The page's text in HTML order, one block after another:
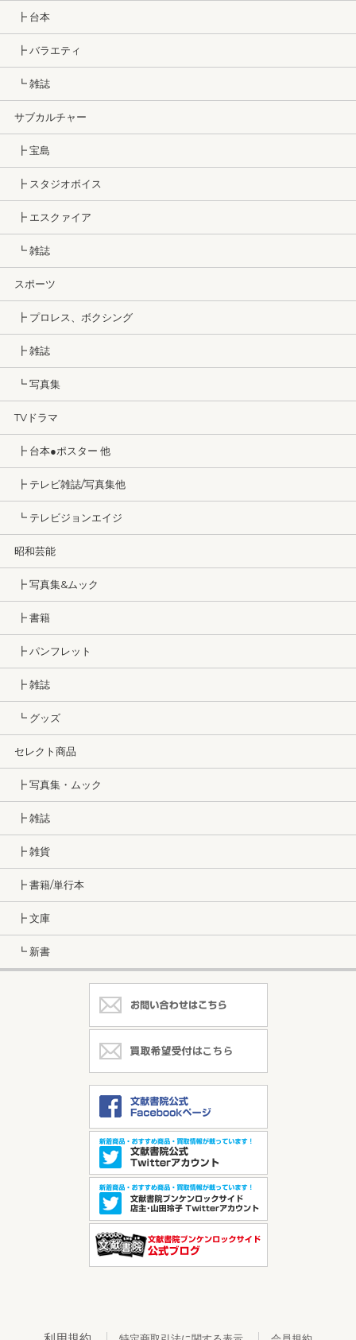
┣ 台本
┣ バラエティ
┗ 雑誌
サブカルチャー
┣ 宝島
┣ スタジオボイス
┣ エスクァイア
┗ 雑誌
スポーツ
┣ プロレス、ボクシング
┣ 雑誌
┗ 写真集
TVドラマ
┣ 台本●ポスター 他
┣ テレビ雑誌/写真集他
┗ テレビジョンエイジ
昭和芸能
┣ 写真集&ムック
┣ 書籍
┣ パンフレット
┣ 雑誌
┗ グッズ
セレクト商品
┣ 写真集・ムック
┣ 雑誌
┣ 雑貨
┣ 書籍/単行本
┣ 文庫
┗ 新書